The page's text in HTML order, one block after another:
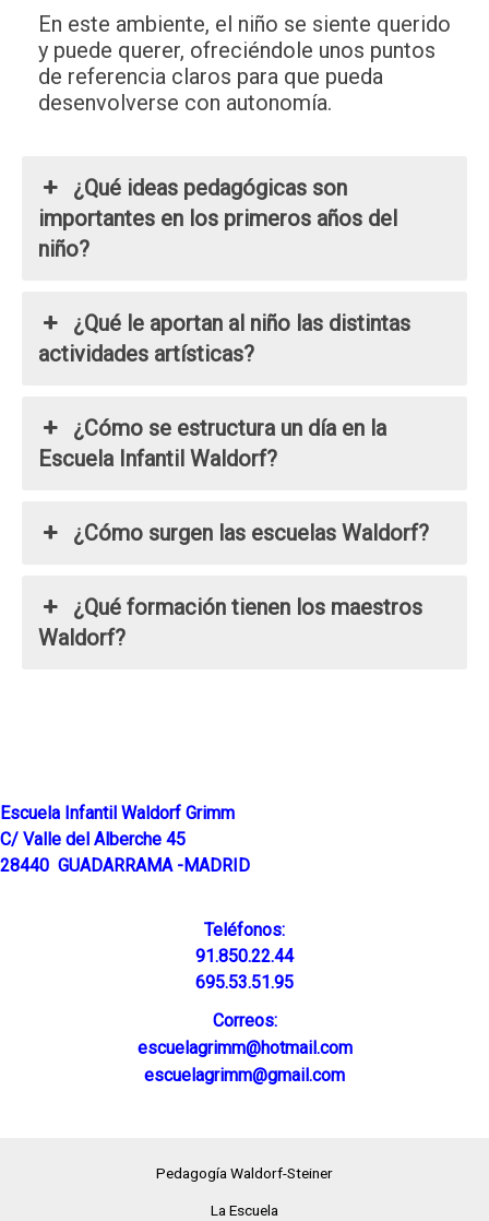
En este ambiente, el niño se siente querido
y puede querer, ofreciéndole unos puntos
de referencia claros para que pueda
desenvolverse con autonomía.
¿Qué ideas pedagógicas son
importantes en los primeros años del
niño?
¿Qué le aportan al niño las distintas
actividades artísticas?
¿Cómo se estructura un día en la
Escuela Infantil Waldorf?
¿Cómo surgen las escuelas Waldorf?
¿Qué formación tienen los maestros
Waldorf?
Escuela Infantil Waldorf Grimm
C/ Valle del Alberche 45
28440 GUADARRAMA -MADRID
Teléfonos:
91.850.22.44
695.53.51.95
Correos:
escuelagrimm@hotmail.com
escuelagrimm@gmail.com
Pedagogía Waldorf-Steiner
La Escuela